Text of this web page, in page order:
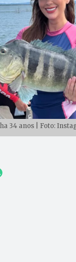
34 anos | Foto: